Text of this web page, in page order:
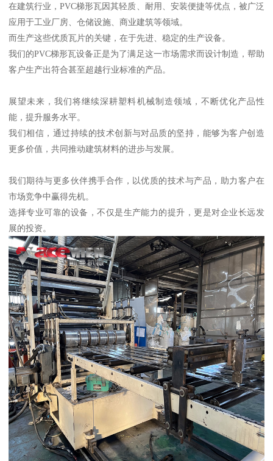
在建筑行业，PVC梯形瓦因其轻质、耐用、安装便捷等优点，被广泛
应用于工业厂房、仓储设施、商业建筑等领域。
而生产这些优质瓦片的关键，在于先进、稳定的生产设备。
我们的PVC梯形瓦设备正是为了满足这一市场需求而设计制造，帮助
客户生产出符合甚至超越行业标准的产品。
展望未来，我们将继续深耕塑料机械制造领域，不断优化产品性
能，提升服务水平。
我们相信，通过持续的技术创新与对品质的坚持，能够为客户创造
更多价值，共同推动建筑材料的进步与发展。
我们期待与更多伙伴携手合作，以优质的技术与产品，助力客户在
市场竞争中赢得先机。
选择专业可靠的设备，不仅是生产能力的提升，更是对企业长远发
展的投资。